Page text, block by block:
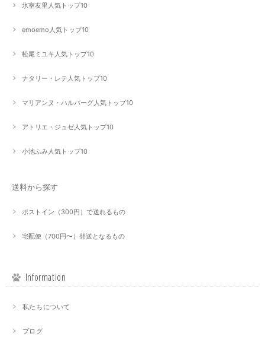
氷室友里人気トップ10
emoemo人気トップ10
松尾ミユキ人気トップ10
ナタリー・レテ人気トップ10
マリアンヌ・ハルバーグ人気トップ10
アトリエ・ジュゼ人気トップ10
小池ふみ人気トップ10
送料から探す
ポストイン（300円）で送れるもの
宅配便（700円〜）発送となるもの
Information
私たちについて
ブログ